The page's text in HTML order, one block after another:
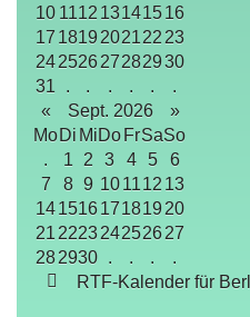
10 1112 13141516
17 1819 202122 23
24252627282930
31
. . . . .
.
«
Sept. 2026
»
MoDi MiDo FrSaSo
.
1 2 3 4 5
6
7
8 9 10 1112 13
141516171819 20
21 222324252627
282930 . . .
.
RTF-Kalender für